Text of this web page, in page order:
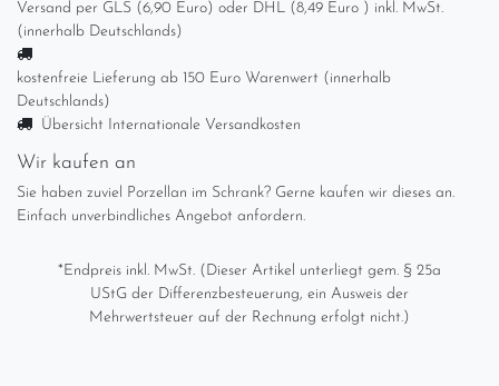
Versand per GLS (6,90 Euro) oder DHL (8,49 Euro ) inkl. MwSt.
(innerhalb Deutschlands)
kostenfreie Lieferung ab 150 Euro Warenwert (innerhalb
Deutschlands)
Übersicht Internationale Versandkosten
Wir kaufen an
Sie haben zuviel Porzellan im Schrank? Gerne kaufen wir dieses an.
Einfach unverbindliches Angebot anfordern.
*Endpreis inkl. MwSt. (Dieser Artikel unterliegt gem. § 25a
UStG der Differenzbesteuerung, ein Ausweis der
Mehrwertsteuer auf der Rechnung erfolgt nicht.)